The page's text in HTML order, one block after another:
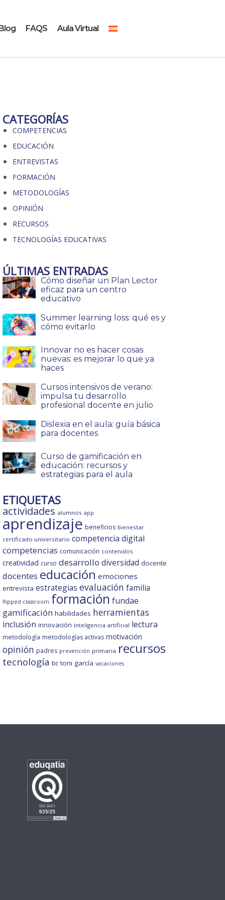
FAQS Aula Virtual
CATEGORÍAS
COMPETENCIAS
EDUCACIÓN
ENTREVISTAS
FORMACIÓN
METODOLOGÍAS
OPINIÓN
RECURSOS
TECNOLOGÍAS EDUCATIVAS
ÚLTIMAS ENTRADAS
Cómo diseñar un Plan Lector
eficaz para un centro
educativo
Summer learning loss: qué es y
cómo evitarlo
Innovar no es hacer cosas
nuevas: es mejorar lo que ya
haces
Cursos intensivos de verano:
impulsa tu desarrollo
profesional docente en julio
Dislexia en el aula: guía básica
para docentes
Curso de gamificación en
educación: recursos y
estrategias para el aula
ETIQUETAS
actividades alumnos app
aprendizaje beneficios bienestar
certificado universitario competencia digital
competencias comunicación contenidos
creatividad curso desarrollo diversidad docente
docentes educación emociones
entrevista estrategias evaluación familia
flipped classroom formación fundae
gamificación habilidades herramientas
inclusión innovación inteligencia artificial lectura
metodología metodologías activas motivación
opinión padres prevención primaria recursos
tecnología tic toni garcía vacaciones